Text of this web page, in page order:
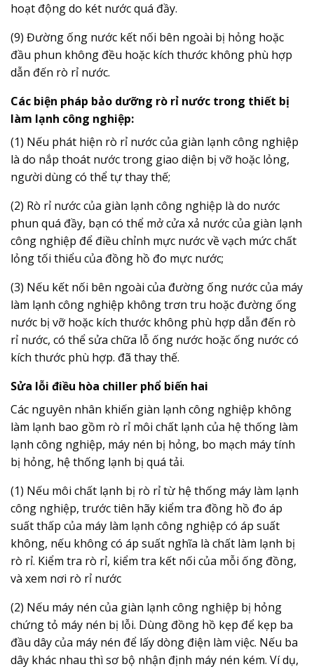
hoạt động do két nước quá đầy.
(9) Đường ống nước kết nối bên ngoài bị hỏng hoặc
đầu phun không đều hoặc kích thước không phù hợp
dẫn đến rò rỉ nước.
Các biện pháp bảo dưỡng rò rỉ nước trong thiết bị
làm lạnh công nghiệp:
(1) Nếu phát hiện rò rỉ nước của giàn lạnh công nghiệp
là do nắp thoát nước trong giao diện bị vỡ hoặc lỏng,
người dùng có thể tự thay thế;
(2) Rò rỉ nước của giàn lạnh công nghiệp là do nước
phun quá đầy, bạn có thể mở cửa xả nước của giàn lạnh
công nghiệp để điều chỉnh mực nước về vạch mức chất
lỏng tối thiểu của đồng hồ đo mực nước;
(3) Nếu kết nối bên ngoài của đường ống nước của máy
làm lạnh công nghiệp không trơn tru hoặc đường ống
nước bị vỡ hoặc kích thước không phù hợp dẫn đến rò
rỉ nước, có thể sửa chữa lỗ ống nước hoặc ống nước có
kích thước phù hợp. đã thay thế.
Sửa lỗi điều hòa chiller phổ biến hai
Các nguyên nhân khiến giàn lạnh công nghiệp không
làm lạnh bao gồm rò rỉ môi chất lạnh của hệ thống làm
lạnh công nghiệp, máy nén bị hỏng, bo mạch máy tính
bị hỏng, hệ thống lạnh bị quá tải.
(1) Nếu môi chất lạnh bị rò rỉ từ hệ thống máy làm lạnh
công nghiệp, trước tiên hãy kiểm tra đồng hồ đo áp
suất thấp của máy làm lạnh công nghiệp có áp suất
không, nếu không có áp suất nghĩa là chất làm lạnh bị
rò rỉ. Kiểm tra rò rỉ, kiểm tra kết nối của mỗi ống đồng,
và xem nơi rò rỉ nước
(2) Nếu máy nén của giàn lạnh công nghiệp bị hỏng
chứng tỏ máy nén bị lỗi. Dùng đồng hồ kẹp để kẹp ba
đầu dây của máy nén để lấy dòng điện làm việc. Nếu ba
dây khác nhau thì sơ bộ nhận định máy nén kém. Ví dụ,